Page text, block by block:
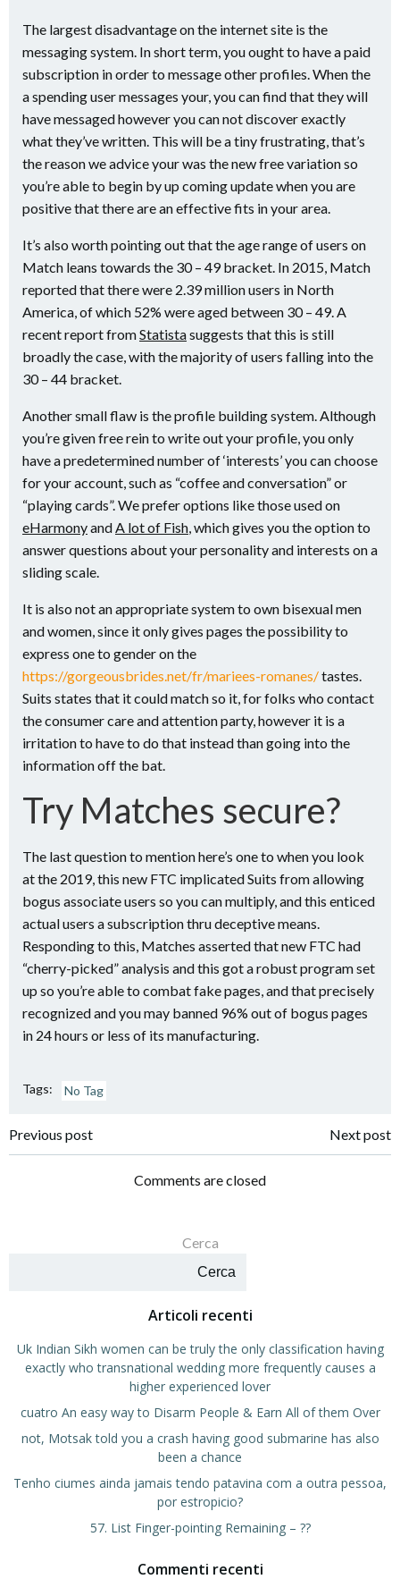
The largest disadvantage on the internet site is the
messaging system. In short term, you ought to have a paid
subscription in order to message other profiles. When the
a spending user messages your, you can find that they will
have messaged however you can not discover exactly
what they’ve written. This will be a tiny frustrating, that’s
the reason we advice your was the new free variation so
you’re able to begin by up coming update when you are
positive that there are an effective fits in your area.
It’s also worth pointing out that the age range of users on
Match leans towards the 30 – 49 bracket. In 2015, Match
reported that there were 2.39 million users in North
America, of which 52% were aged between 30 – 49. A
recent report fromStatistasuggests that this is still
broadly the case, with the majority of users falling into the
30 – 44 bracket.
Another small flaw is the profile building system. Although
you’re given free rein to write out your profile, you only
have a predetermined number of ‘interests’ you can choose
for your account, such as “coffee and conversation” or
“playing cards”. We prefer options like those used on
eHarmonyand A lot of Fish , which gives you the option to
answer questions about your personality and interests on a
sliding scale.
It is also not an appropriate system to own bisexual men
and women, since it only gives pages the possibility to
express one to gender on the
https://gorgeousbrides.net/fr/mariees-romanes/tastes.
Suits states that it could match so it, for folks who contact
the consumer care and attention party, however it is a
irritation to have to do that instead than going into the
information off the bat.
Try Matches secure?
The last question to mention here’s one to when you look
at the 2019, this new FTC implicated Suits from allowing
bogus associate users so you can multiply, and this enticed
actual users a subscription thru deceptive means.
Responding to this, Matches asserted that new FTC had
“cherry-picked” analysis and this got a robust program set
up so you’re able to combat fake pages, and that precisely
recognized and you may banned 96% out of bogus pages
in 24 hours or less of its manufacturing.
Tags: No Tag
Navigazione
Previous post
Navigazione
articoli
Next post
Comments are closed
Cerca
Cerca
Articoli recenti
Uk Indian Sikh women can be truly the only classification having
exactly who transnational wedding more frequently causes a
higher experienced lover
cuatro An easy way to Disarm People & Earn All of them Over
not, Motsak told you a crash having good submarine has also
been a chance
Tenho ciumes ainda jamais tendo patavina com a outra pessoa,
por estropicio?
57. List Finger-pointing Remaining – ??
Commenti recenti